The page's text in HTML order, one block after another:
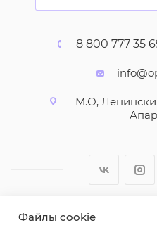
8 800 777 35
М.О,
2026 © ООО
Файлы cookie